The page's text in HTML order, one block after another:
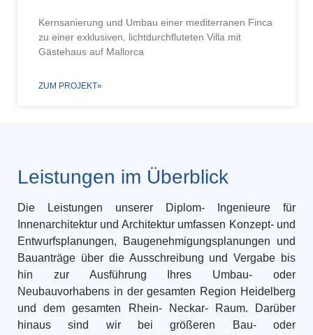
Kernsanierung und Umbau einer mediterranen Finca
zu einer exklusiven, lichtdurchfluteten Villa mit
Gästehaus auf Mallorca
ZUM PROJEKT»
Leistungen im Überblick
Die Leistungen unserer Diplom- Ingenieure für
Innenarchitektur und Architektur umfassen Konzept- und
Entwurfsplanungen, Baugenehmigungsplanungen und
Bauanträge über die Ausschreibung und Vergabe bis
hin zur Ausführung Ihres Umbau- oder
Neubauvorhabens in der gesamten Region Heidelberg
und dem gesamten Rhein- Neckar- Raum. Darüber
hinaus sind wir bei größeren Bau- oder